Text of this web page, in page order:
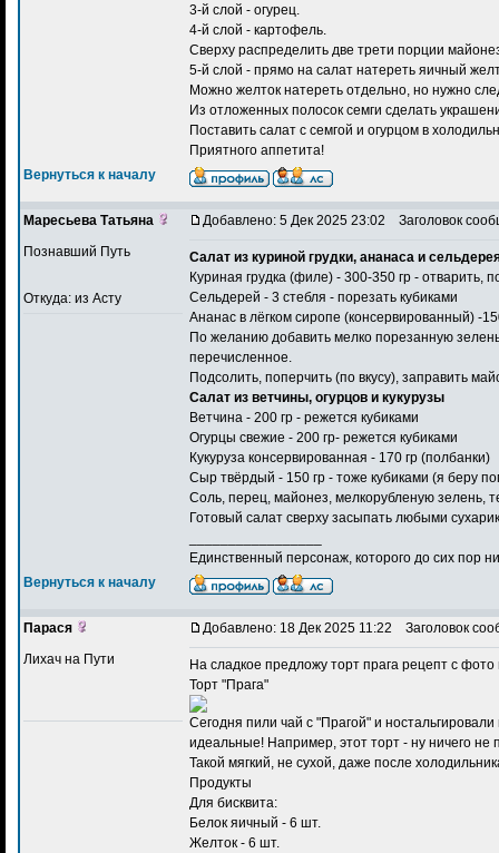
3-й слой - огурец.
4-й слой - картофель.
Сверху распределить две трети порции
5-й слой - прямо на салат натереть яичный
Можно желток натереть отдельно, но нужно
Из отложенных полосок семги сделать
Поставить салат с семгой и огурцом в
Приятного аппетита!
Вернуться к началу
Маресьева Татьяна
Познавший Путь
Откуда: из Асту
Добавлено: 5 Дек 2025 23:02 Заголовок
Салат из куриной грудки, ананаса и
Куриная грудка (филе) - 300-350 гр - отварить,
Сельдерей - 3 стебля - порезать кубиками
Ананас в лёгком сиропе (консервированный) -
По желанию добавить мелко порезанную
перечисленное.
Подсолить, поперчить (по вкусу), заправить
Салат из ветчины, огурцов и кукурузы
Ветчина - 200 гр - режется кубиками
Огурцы свежие - 200 гр- режется кубиками
Кукуруза консервированная - 170 гр (полбанки)
Сыр твёрдый - 150 гр - тоже кубиками (я беру
Соль, перец, майонез, мелкорубленую зелень,
Готовый салат сверху засыпать любыми
Единственный персонаж, которого до сих пор
Вернуться к началу
Парася
Лихач на Пути
Добавлено: 18 Дек 2025 11:22 Заголовок
На сладкое предложу торт прага рецепт с
Торт "Прага"
Сегодня пили чай с "Прагой" и
идеальные! Например, этот торт - ну ничего не
Такой мягкий, не сухой, даже после
Продукты
Для бисквита:
Белок яичный - 6 шт.
Желток - 6 шт.